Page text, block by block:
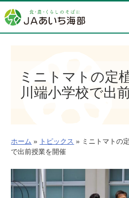
容
を
ミニトマトの定
川端小学校で出
ホーム » トピックス » ミニトマトの
で出前授業を開催